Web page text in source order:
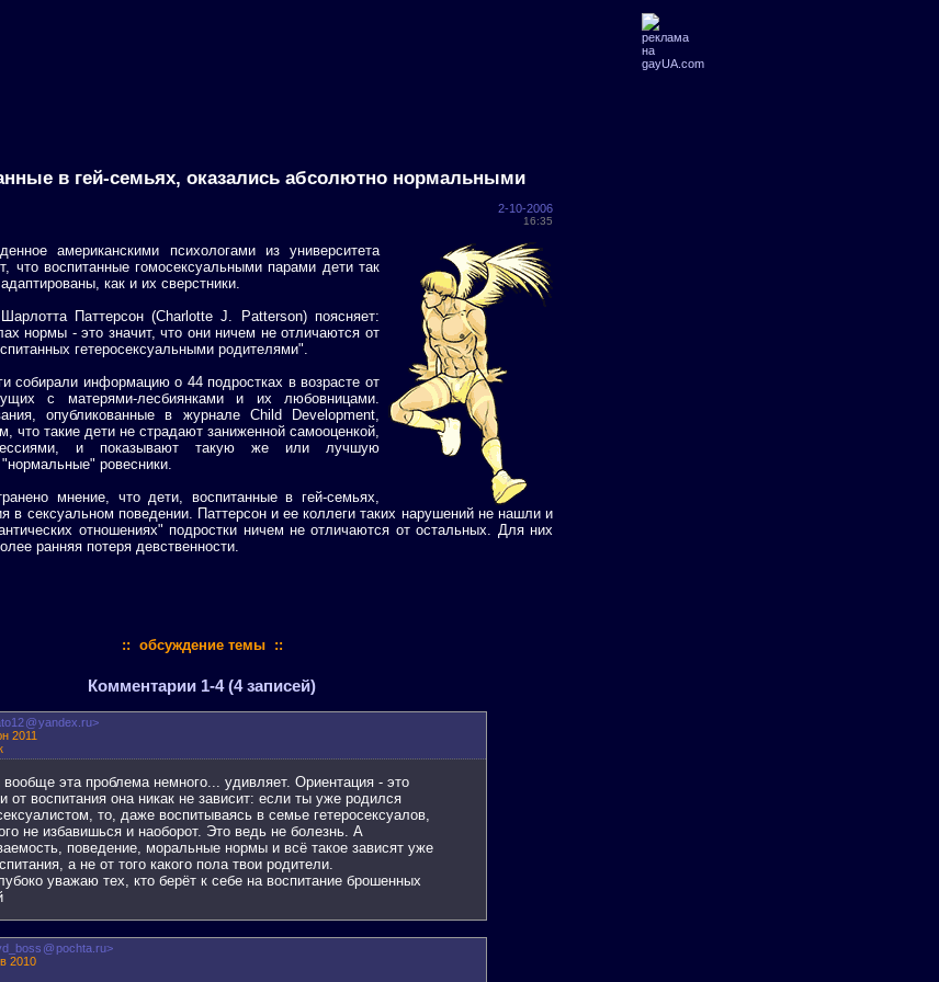
в гей-семьях, оказались абсолютно нормальными
2-10-2006
16:35
американскими психологами из университета
что воспитанные гомосексуальными парами дети так
как и их сверстники.
Паттерсон (Charlotte J. Patterson) поясняет:
нормы - это значит, что они ничем не отличаются от
гетеросексуальными родителями".
собирали информацию о 44 подростках в возрасте от
с матерями-лесбиянками и их любовницами.
опубликованные в журнале Child Development,
что такие дети не страдают заниженной самооценкой,
и показывают такую же или лучшую
ровесники.
мнение, что дети, воспитанные в гей-семьях,
в сексуальном поведении. Паттерсон и ее коллеги таких нарушений не нашли и
отношениях" подростки ничем не отличаются от остальных. Для них
ранняя потеря девственности.
:: обсуждение темы ::
Комментарии 1-4 (4 записей)
@yandex.ru>
2011
эта проблема немного... удивляет. Ориентация - это
от воспитания она никак не зависит: если ты уже родился
то, даже воспитываясь в семье гетеросексуалов,
не избавишься и наоборот. Это ведь не болезнь. А
поведение, моральные нормы и всё такое зависят уже
а не от того какого пола твои родители.
уважаю тех, кто берёт к себе на воспитание брошенных
@pochta.ru>
2010